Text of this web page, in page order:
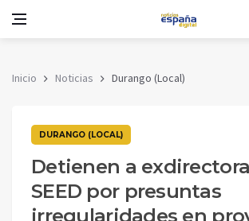
Inicio Noticias Durango (Local)
DURANGO (LOCAL)
Detienen a
SEED por presuntas
irregularidades en